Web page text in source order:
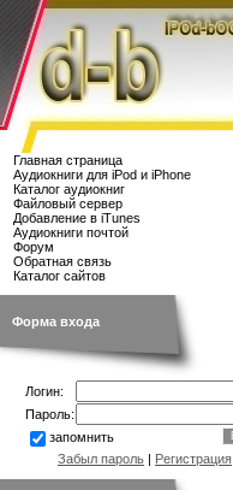
Главная страница
Аудиокниги для iPod и iPhone
Каталог аудиокниг
Файловый сервер
Добавление в iTunes
Аудиокниги почтой
Форум
Обратная связь
Каталог сайтов
Форма входа
Логин:
Пароль:
запомнить
Забыл пароль | Регистрация